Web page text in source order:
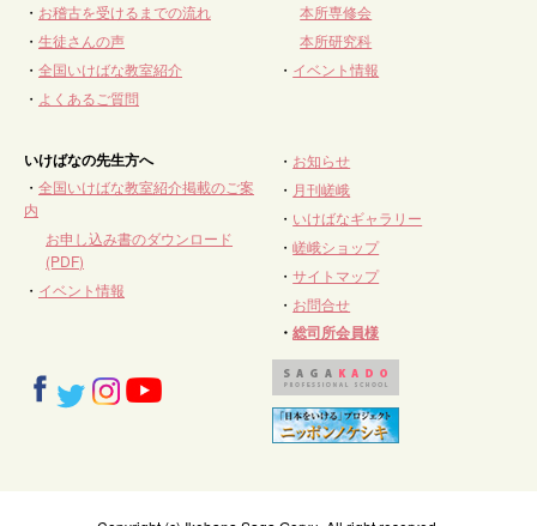
・ お稽古を受けるまでの流れ
・ 生徒さんの声
・ 全国いけばな教室紹介
・ よくあるご質問
本所専修会
本所研究科
・ イベント情報
いけばなの先生方へ
・ 全国いけばな教室紹介掲載のご案
内
お申し込み書のダウンロード
(PDF)
・ イベント情報
・ お知らせ
・ 月刊嵯峨
・ いけばなギャラリー
・嵯峨ショップ
・サイトマップ
・ お問合せ
・総司所会員様